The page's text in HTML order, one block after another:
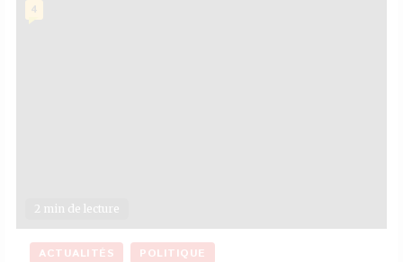
2 min de lecture
4
ACTUALITÉS POLITIQUE